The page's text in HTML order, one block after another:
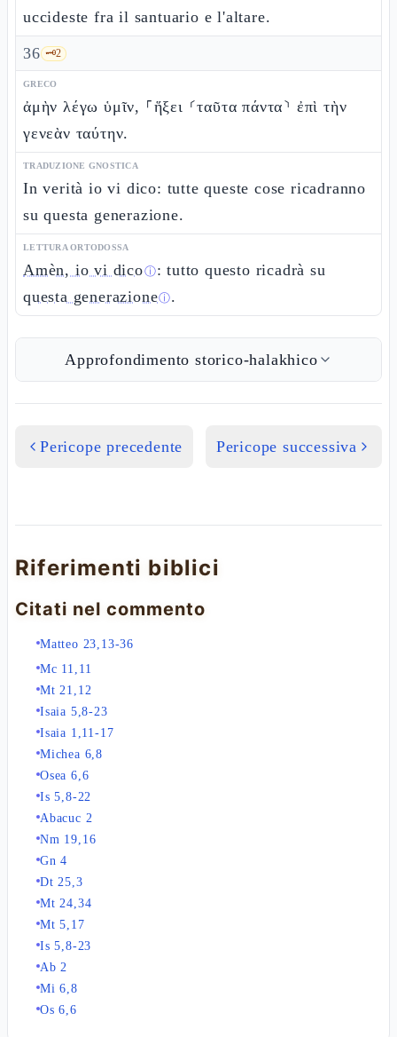
uccideste fra il santuario e l'altare.
36 🗝️2
GRECO
ἀμὴν λέγω ὑμῖν, ⸀ἥξει ⸂ταῦτα πάντα⸃ ἐπὶ τὴν
γενεὰν ταύτην.
TRADUZIONE GNOSTICA
In verità io vi dico: tutte queste cose ricadranno
su questa generazione.
LETTURA ORTODOSSA
Amèn, io vi dicoⓘ: tutto questo ricadrà su
questa generazioneⓘ.
Approfondimento storico-halakhico
Pericope precedente Pericope successiva
Riferimenti biblici
Citati nel commento
Matteo 23,13-36
Mc 11,11
Mt 21,12
Isaia 5,8-23
Isaia 1,11-17
Michea 6,8
Osea 6,6
Is 5,8-22
Abacuc 2
Nm 19,16
Gn 4
Dt 25,3
Mt 24,34
Mt 5,17
Is 5,8-23
Ab 2
Mi 6,8
Os 6,6